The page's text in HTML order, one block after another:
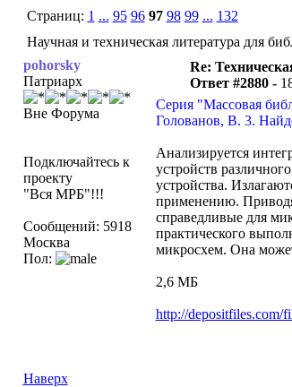
Страниц: 1 ... 95 96 97 98 99 ... 132
Научная и техническая литература для
pohorsky
Патриарх
Вне Форума
Подключайтесь к
проекту
"Вся МРБ"!!!
Сообщений: 5918
Москва
Пол:
Re:
Ответ #2880 -
Серия "Массовая
Голованов, В. 3.
Анализируется
устройств
устройства.
применению.
справедливые для
практического
микросхем. Она
2,6 МБ
http://depositfiles.com/
Наверх